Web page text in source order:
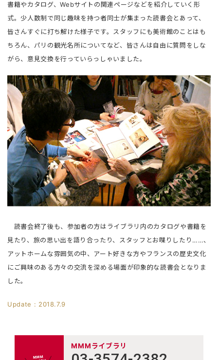
書籍やカタログ、Webサイトの関連ページなどを紹介していく形
式。少人数制で同じ趣味を持つ者同士が集まった読書会とあって、
皆さんすぐに打ち解けた様子です。スタッフにも美術館のことはも
ちろん、パリの観光名所についてなど、皆さんは自由に質問をしな
がら、意見交換を行っていらっしゃいました。
読書会終了後も、参加者の方はライブラリ内のカタログや書籍を
見たり、旅の思い出を語り合ったり、スタッフとお喋りしたり……、
アットホームな雰囲気の中、アート好きな方やフランスの歴史文化
にご興味のある方々の交流を深める場面が印象的な読書会となりま
した。
Update : 2018.7.9
MMMライブラリ